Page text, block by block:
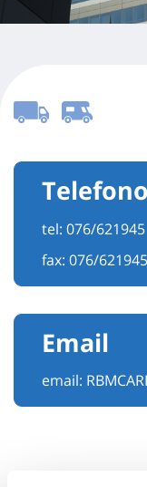
Telefono
tel: 076/621945
fax: 076/621945
Email
email: